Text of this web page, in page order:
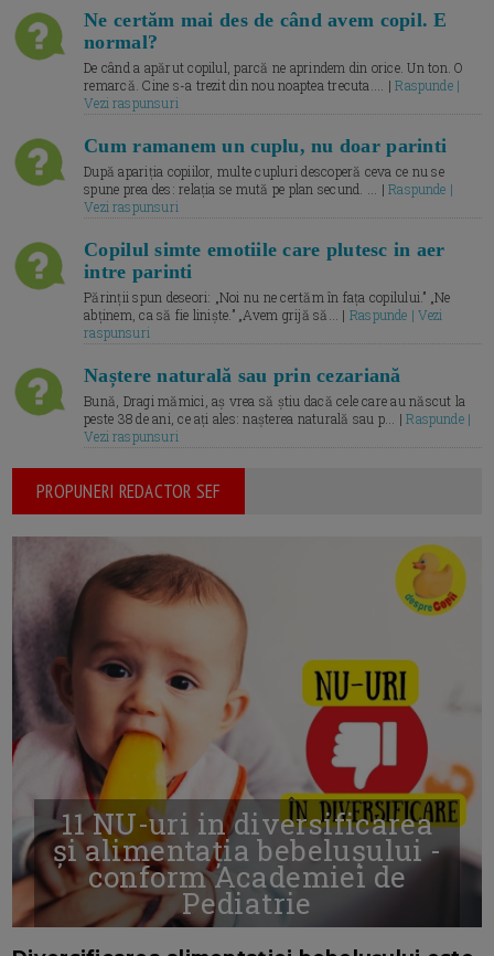
Ne certăm mai des de când avem copil. E
normal?
De când a apărut copilul, parcă ne aprindem din orice. Un ton. O
remarcă. Cine s-a trezit din nou noaptea trecuta.... |Raspunde |
Vezi raspunsuri
Cum ramanem un cuplu, nu doar parinti
După apariția copiilor, multe cupluri descoperă ceva ce nu se
spune prea des: relația se mută pe plan secund. ... |Raspunde |
Vezi raspunsuri
Copilul simte emotiile care plutesc in aer
intre parinti
Părinții spun deseori: „Noi nu ne certăm în fața copilului.” „Ne
abținem, ca să fie liniște.” „Avem grijă să... | Raspunde | Vezi
raspunsuri
Naștere naturală sau prin cezariană
Bună, Dragi mămici, aș vrea să știu dacă cele care au născut la
peste 38 de ani, ce ați ales: nașterea naturală sau p... |Raspunde |
Vezi raspunsuri
PROPUNERI REDACTOR SEF
11 NU-uri in diversificarea
și alimentația bebelușului -
conform Academiei de
Pediatrie